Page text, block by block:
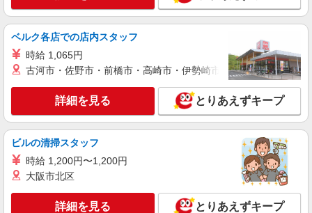
ベルク各店での店内スタッフ
時給 1,065円
古河市・佐野市・前橋市・高崎市・伊勢崎市・太田市・館林市
詳細を見る とりあえずキープ
ビルの清掃スタッフ
時給 1,200円〜1,200円
大阪市北区
詳細を見る とりあえずキープ